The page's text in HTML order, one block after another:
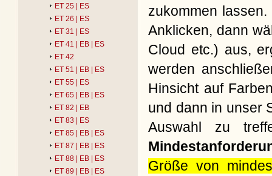
ET 25 | ES
ET 26 | ES
ET 31 | ES
ET 41 | EB | ES
ET 42
ET 51 | EB | ES
ET 55 | ES
ET 65 | EB | ES
ET 82 | EB
ET 83 | ES
ET 85 | EB | ES
ET 87 | EB | ES
ET 88 | EB | ES
ET 89 | EB | ES
zukommen
Anklicken, dann
Cloud etc.) aus,
werden
Hinsicht auf
und dann in unser
Auswahl zu
Größe von